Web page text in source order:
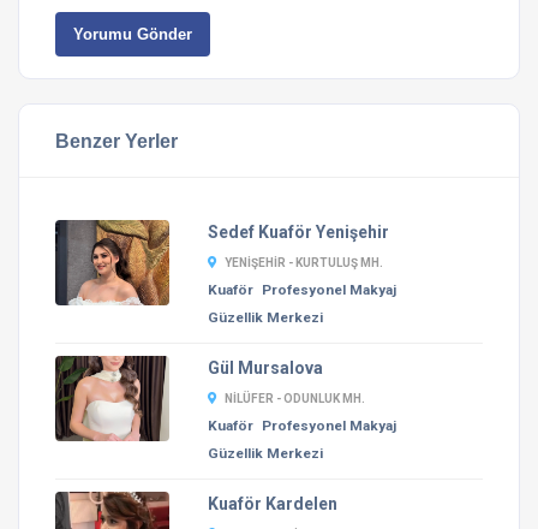
Yorumu Gönder
Benzer Yerler
Sedef Kuaför Yenişehir
YENIŞEHIR - KURTULUŞ MH.
Kuaför Profesyonel Makyaj
Güzellik Merkezi
Gül Mursalova
NILÜFER - ODUNLUK MH.
Kuaför Profesyonel Makyaj
Güzellik Merkezi
Kuaför Kardelen